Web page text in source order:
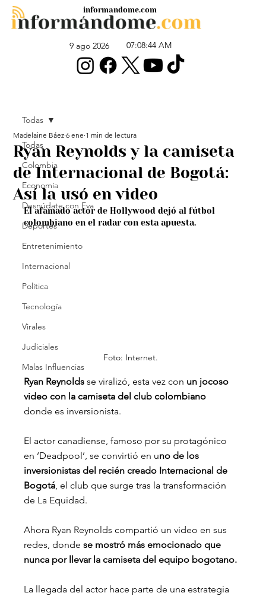
9 ago 2026 07:08:44 AM
informandome.com
Todas
Colombia
Economía
Desnúdate con Eva
Deportes
Entretenimiento
Internacional
Política
Tecnología
Virales
Judiciales
Malas Influencias
Todas
Ryan Reynolds y la camiseta
de Internacional de Bogotá:
Así la usó en video
Madelaine Báez 6 ene 1 min de lectura
El afamado actor de Hollywood dejó al fútbol
colombiano en el radar con esta apuesta.
Foto: Internet.
Ryan Reynolds se viralizó, esta vez con un jocoso
video con la camiseta del club colombiano
donde es inversionista.
El actor canadiense, famoso por su protagónico
en ‘Deadpool’, se convirtió en uno de los
inversionistas del recién creado Internacional de
Bogotá , el club que surge tras la transformación
de La Equidad.
Ahora Ryan Reynolds compartió un video en sus
redes, donde se mostró más emocionado que
nunca por llevar la camiseta del equipo bogotano.
La llegada del actor hace parte de una estrategia